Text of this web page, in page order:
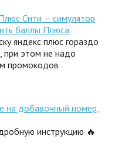
Сити — симулятор
баллы Плюса
яндекс плюс гораздо
при этом не надо
промокодов
на добавочный номер,
инструкцию 🔥